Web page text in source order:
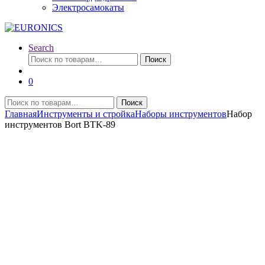
Электросамокаты
Search
Искать:
Поиск
0
Искать:
Поиск
ГлавнаяИнструменты и стройкаНаборы инструментовНабор
инструментов Bort BTK-89